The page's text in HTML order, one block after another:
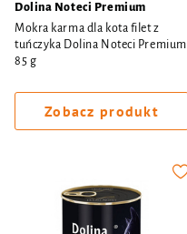
Dolina Noteci Premium
Mokra karma dla kota filet z
tuńczyka Dolina Noteci Premium
85 g
Zobacz produkt